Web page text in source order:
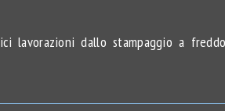
lavorazioni dallo stampaggio a